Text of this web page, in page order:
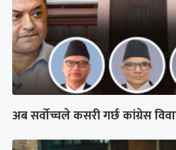
अब सर्वोच्चले कसरी गर्छ कांग्रेस